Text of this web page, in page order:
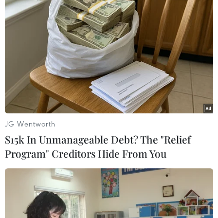
Theo dõi VietnamPlus
TIN LIÊN QUAN
JG Wentworth
$15k In Unmanageable Debt? The "Relief
Program" Creditors Hide From You